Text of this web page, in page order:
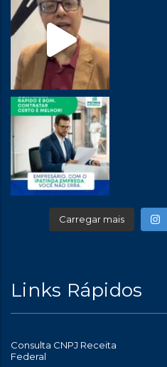
Carregar mais
Links Rápidos
Consulta CNPJ Receita
Federal